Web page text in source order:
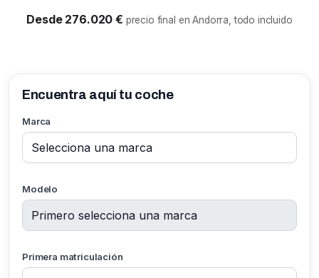
Desde 276.020 € precio final en Andorra, todo incluido
Encuentra aquí tu coche
Marca
Modelo
Primera matriculación